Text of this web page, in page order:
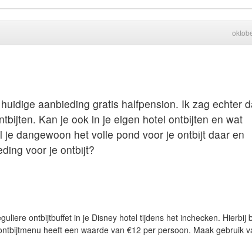
aanbieding gratis halfpension. Ik zag echter
Kan je ook in je eigen hotel ontbijten en wat
dangewoon het volle pond voor je ontbijt daar en
voor je ontbijt?
ontbijtbuffet in je Disney hotel tijdens het inchecken. Hierbij
heeft een waarde van €12 per persoon. Maak gebruik